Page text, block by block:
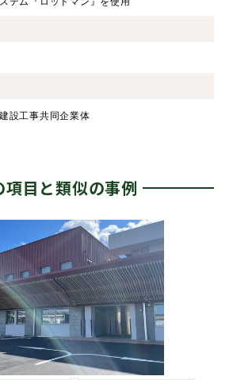
設工事共同企業体
項目と類似の事例